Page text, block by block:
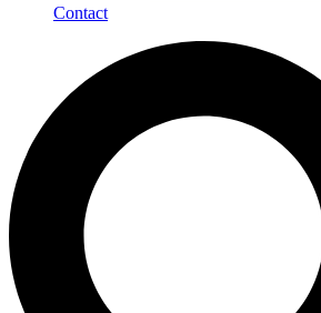
Contact